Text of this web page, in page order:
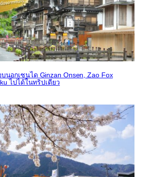
บนอกเซนได Ginzan Onsen, Zao Fox
ไปได้ในทริปเดียว